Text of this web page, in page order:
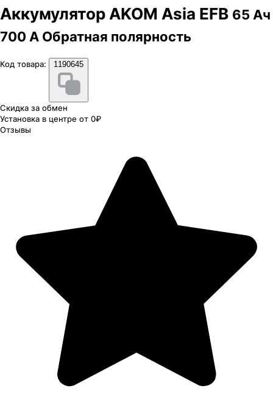
Аккумулятор AKOM Asia EFB 65 Ач
700 А Обратная полярность
Код товара: 1190645
Скидка за обмен
Установка в центре от 0₽
Отзывы